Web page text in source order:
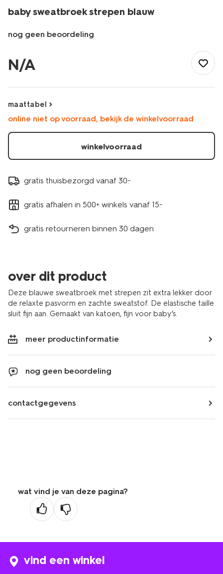
baby sweatbroek strepen blauw
nog geen beoordeling
broeken/baby-
sweatbroek-
blauw-
33183670BLUE.html
N/A
maattabel
online niet op voorraad, bekijk de winkelvoorraad
winkelvoorraad
gratis thuisbezorgd vanaf 30.-
gratis afhalen in 500+ winkels vanaf 15.-
gratis retourneren binnen 30 dagen
over dit product
Deze blauwe sweatbroek met strepen zit extra lekker door
de relaxte pasvorm en zachte sweatstof. De elastische taille
sluit fijn aan. Gemaakt van katoen, fijn voor baby’s.
meer productinformatie
nog geen beoordeling
contactgegevens
wat vind je van deze pagina?
vind een winkel